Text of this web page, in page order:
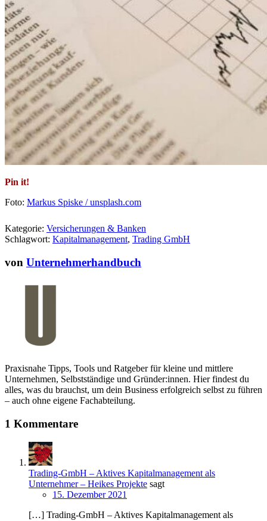
Pin it!
Foto: Markus Spiske / unsplash.com
Kategorie: Versicherungen & Banken
Schlagwort: Kapitalmanagement, Trading GmbH
von Unternehmerhandbuch
Praxisnahe Tipps, Tools und Ratgeber für kleine und mittlere
Unternehmen, Selbstständige und Gründer:innen. Hier findest du
alles, was du brauchst, um dein Business erfolgreich selbst zu führen
– auch ohne eigene Fachabteilung.
1 Kommentare
Trading-GmbH – Aktives Kapitalmanagement als
Unternehmer – Heikes Projekte sagt
15. Dezember 2021
[…] Trading-GmbH – Aktives Kapitalmanagement als